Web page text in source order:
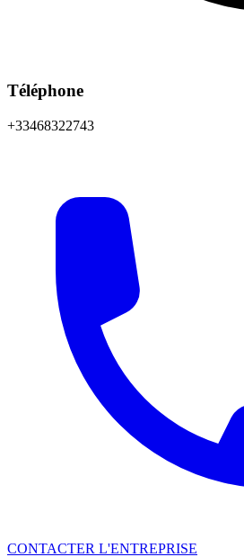
Téléphone
+33468322743
CONTACTER L'ENTREPRISE